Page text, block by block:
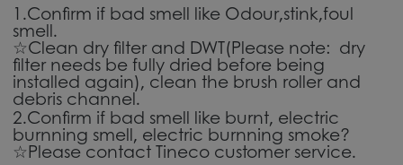
1.Confirm if bad smell like Odour,stink,foul
smell.
☆Clean dry filter and DWT(Please note: dry
filter needs be fully dried before being
installed again), clean the brush roller and
debris channel.
2.Confirm if bad smell like burnt, electric
burnning smell, electric burnning smoke?
☆Please contact Tineco customer service.